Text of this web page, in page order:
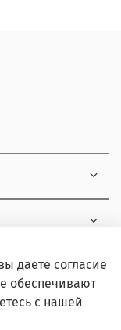
даете согласие
обеспечивают
с нашей